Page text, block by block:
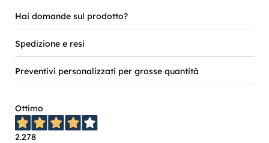
Hai domande sul prodotto?
Spedizione e resi
Preventivi personalizzati per grosse quantità
Ottimo
2.278